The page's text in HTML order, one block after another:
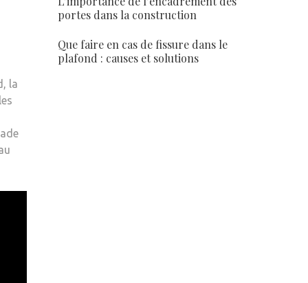
la
portes dans la construction
Que faire en cas de fissure dans le
plafond : causes et solutions